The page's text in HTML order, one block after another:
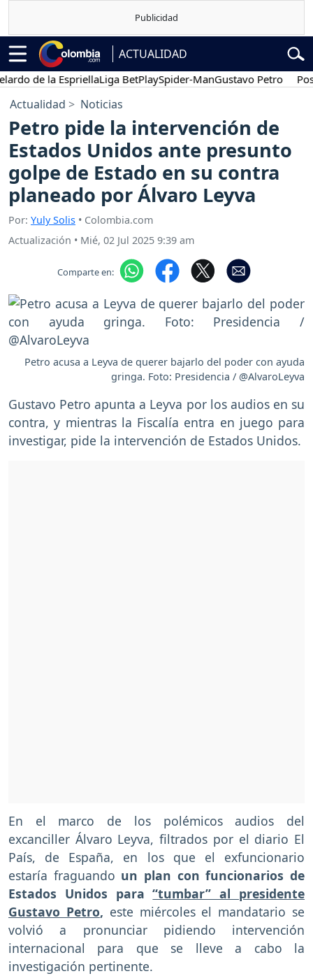
ACTUALIDAD
de la EspriellaLiga BetPlaySpider-ManGustavo Petro
Actualidad Noticias
Petro pide la intervención de
Estados Unidos ante presunto
golpe de Estado en su contra
planeado por Álvaro Leyva
Por: Yuly Solis • Colombia.com
Actualización • Mié, 02 Jul 2025 9:39 am
Comparte en:
Petro acusa a Leyva de querer bajarlo del poder con ayuda
gringa. Foto: Presidencia / @AlvaroLeyva
Gustavo Petro apunta a Leyva por los audios en su
contra, y mientras la Fiscalía entra en juego para
investigar, pide la intervención de Estados Unidos.
En el marco de los polémicos audios del
excanciller Álvaro Leyva, filtrados por el diario El
País, de España, en los que el exfuncionario
estaría fraguando un plan con funcionarios de
Estados Unidos para“tumbar” al presidente
Gustavo Petro, este miércoles el mandatario se
volvió a pronunciar pidiendo intervención
internacional para que se lleve a cabo la
investigación pertinente.